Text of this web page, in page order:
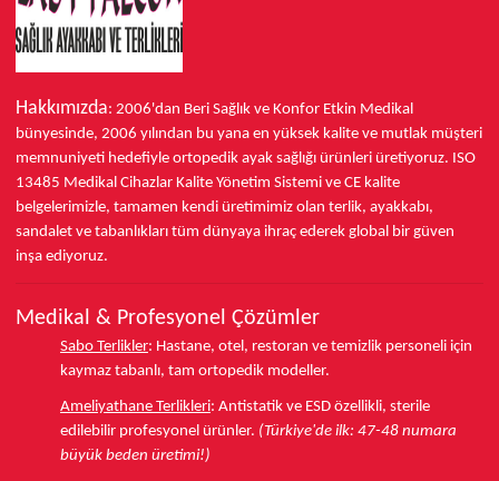
Hakkımızda: 2006'dan Beri Sağlık ve Konfor Etkin Medikal
bünyesinde, 2006 yılından bu yana en yüksek kalite ve mutlak müşteri
memnuniyeti hedefiyle ortopedik ayak sağlığı ürünleri üretiyoruz. ISO
13485 Medikal Cihazlar Kalite Yönetim Sistemi ve CE kalite
belgelerimizle, tamamen kendi üretimimiz olan terlik, ayakkabı,
sandalet ve tabanlıkları tüm dünyaya ihraç ederek global bir güven
inşa ediyoruz.
Medikal & Profesyonel Çözümler
Sabo Terlikler: Hastane, otel, restoran ve temizlik personeli için
kaymaz tabanlı, tam ortopedik modeller.
Ameliyathane Terlikleri: Antistatik ve ESD özellikli, sterile
edilebilir profesyonel ürünler. (Türkiye'de ilk: 47-48 numara
büyük beden üretimi!)